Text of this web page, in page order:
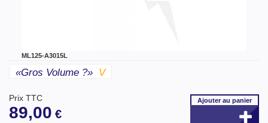
ML125-A3015L
«gros Volume ?» V
Prix TTC
89,00 €
Ajouterau panier